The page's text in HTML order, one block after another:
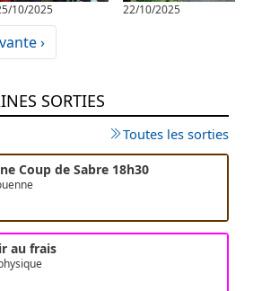
10/2025
22/10/2025
›
SORTIES
Toutes les sorties
Coup de Sabre 18h30
au frais